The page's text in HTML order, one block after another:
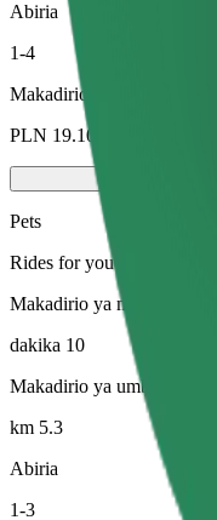
Abiria
1-4
Makadirio ya bei
PLN 19.10
Pets
Rides for you and your
Makadirio ya muda wa
dakika 10
Makadirio ya umbali
km 5.3
Abiria
1-3